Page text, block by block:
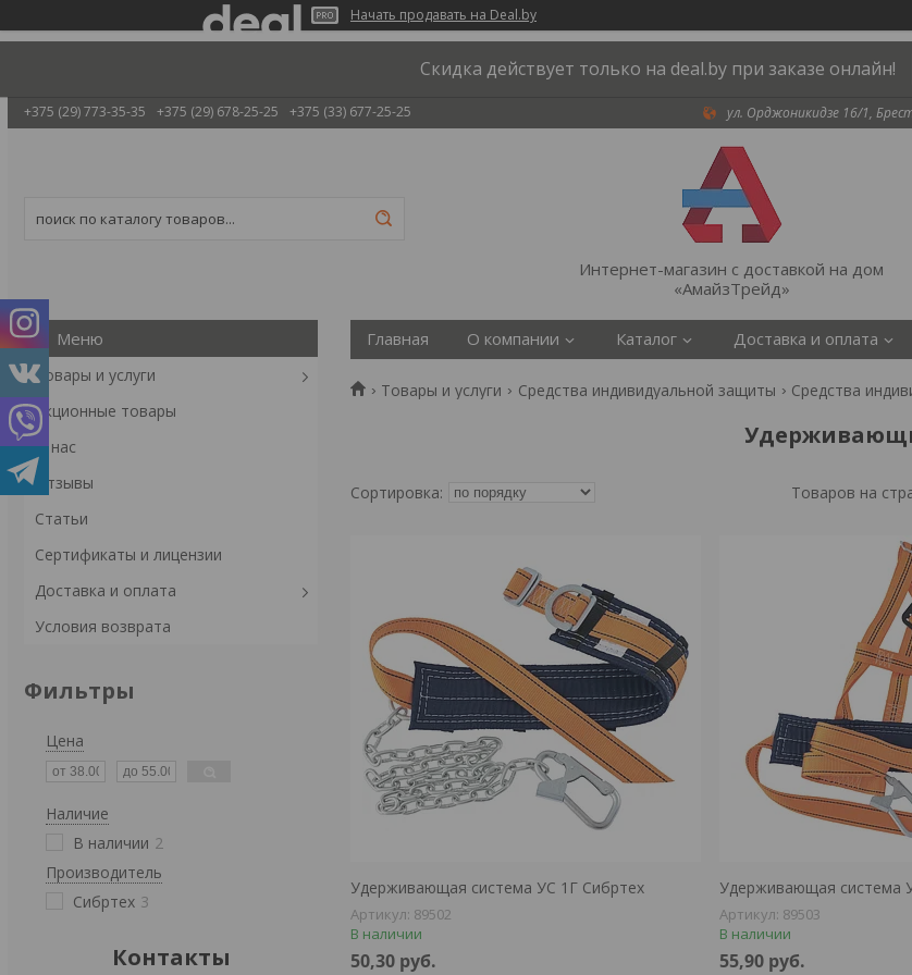
Начать продавать на Deal.by
Скидка действует только на deal.by при заказе онлайн!
+375 (29) 773-35-35 +375 (29) 678-25-25 +375 (33) 677-25-25 ул. Орджоникидзе 16/1,
Интернет-магазин с доставкой на дом
«АмайзТрейд»
Товары и услуги
Акционные товары
О нас
Отзывы
Статьи
Сертификаты и лицензии
Доставка и оплата
Условия возврата
Фильтры
Цена
Наличие
В наличии 2
Производитель
Сибртех 3
Контакты
Главная О компании Каталог Доставка и оплата
Товары и услуги Средства индивидуальной защиты Средства
Удерживающая система УС 1Г Сибртех
89502
В наличии
50,30 руб.
Удерживающая система
89503
В наличии
55,90 руб.